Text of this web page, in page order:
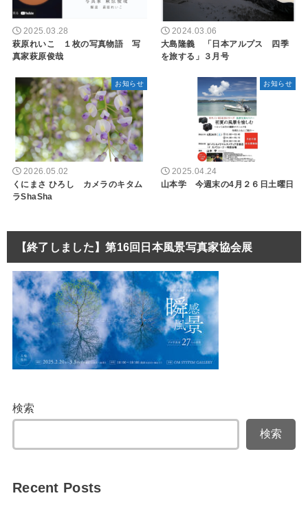
2025.03.28
萩原れいこ １枚の写真物語 写
真家萩原俊哉
2024.03.06
大島隆義 「日本アルプス 四季
を旅する」３月号
お知らせ
2026.05.02
くにまさ ひろし カメラのキタム
ラShaSha
お知らせ
2025.04.24
山本学 今週末の4月２６日土曜日
【終了しました】第16回日本風景写真家協会展
検索
検索
Recent Posts